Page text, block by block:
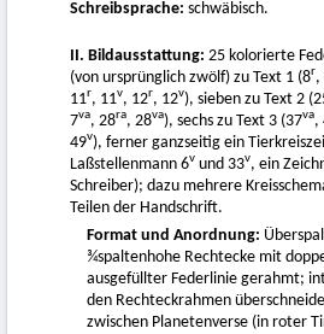
Schreibsprache: schwäbisch.
II. Bildausstattung: 25 kolorierte
(von ursprünglich zwölf) zu Text 1 (8r,
11r, 11v, 12r, 12v), sieben zu Text 2
7va, 28ra, 28va), sechs zu Text 3 (37va,
49v), ferner ganzseitig ein
Laßstellenmann 6v und 33v, ein
Schreiber); dazu mehrere
Teilen der Handschrift.
Format und Anordnung:
¾spaltenhohe Rechtecke mit
ausgefüllter Federlinie gerahmt;
den Rechteckrahmen
zwischen Planetenverse (in roter